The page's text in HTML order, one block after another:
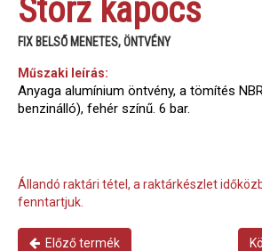
Storz kapocs
FIX BELSŐ MENETES, ÖNTVÉNY
Műszaki leírás:
Anyaga alumínium öntvény, a tömítés
benzinálló), fehér színű. 6 bar.
Állandó raktári tétel, a raktárkészlet
fenntartjuk.
Előző termék